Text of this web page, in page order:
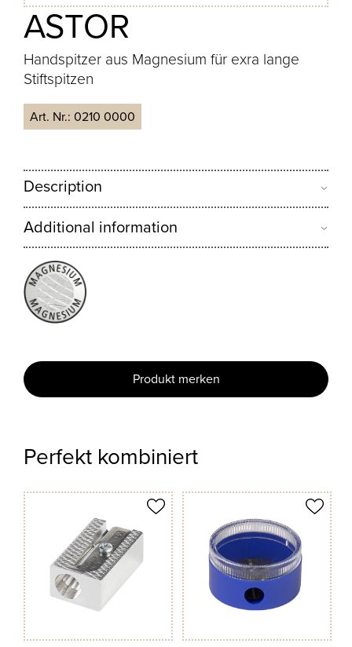
ASTOR
Handspitzer aus Magnesium für exra lange
Stiftspitzen
Art. Nr.:0210 0000
Description
Additional information
Produkt merken
Perfekt kombiniert
merken Produkt merken